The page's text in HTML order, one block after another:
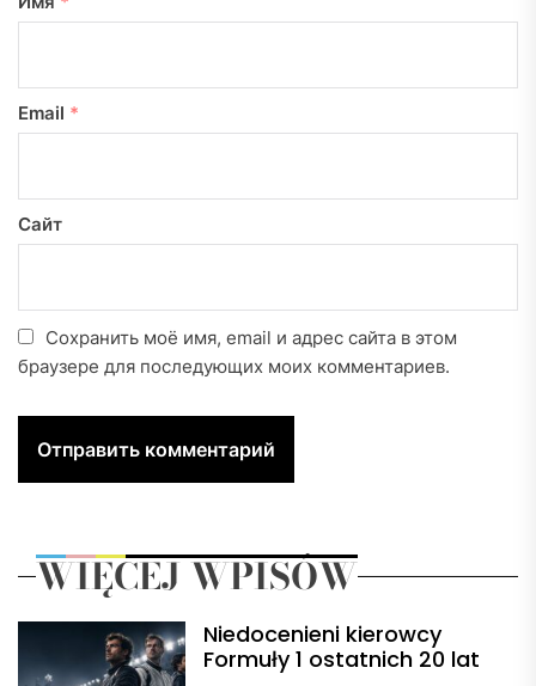
Email *
Сайт
Сохранить моё имя, email и адрес сайта в этом
браузере для последующих моих комментариев.
WIĘCEJ WPISÓW
Niedocenieni kierowcy
Formuły 1 ostatnich 20 lat